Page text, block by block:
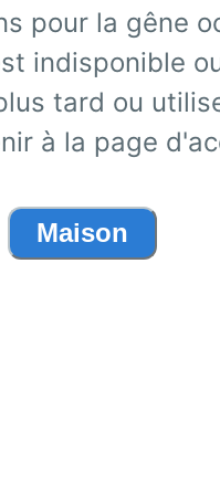
pour la gêne
indisponible
tard ou
à la page
Maison